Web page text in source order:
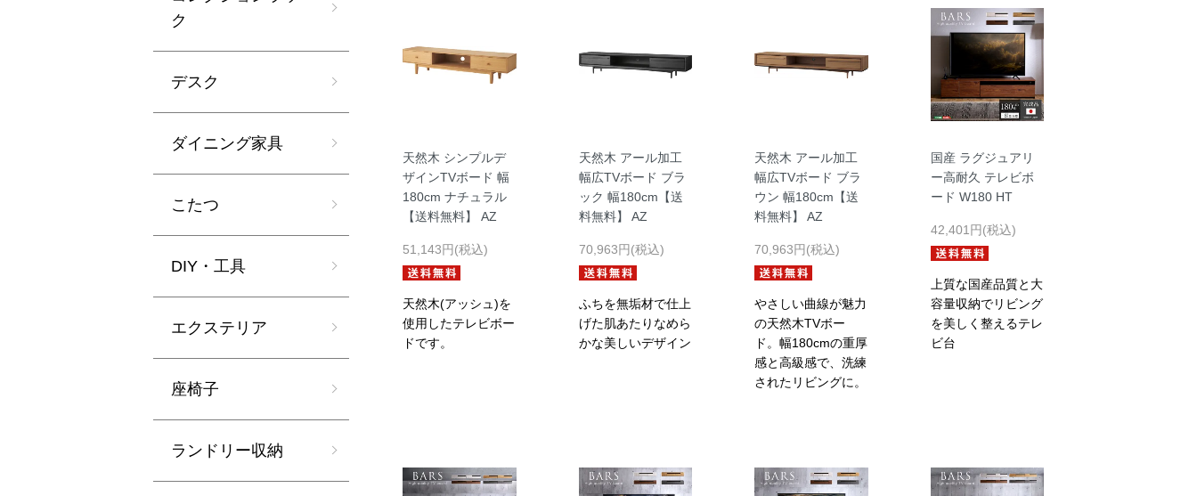
天然木 シンプルデ
ザインTVボード 幅
180cm ナチュラル
【送料無料】 AZ
51,143円(税込)
天然木(アッシュ)を
使用したテレビボー
ドです。
天然木 アール加工
幅広TVボード ブラ
ック 幅180cm【送
料無料】 AZ
70,963円(税込)
ふちを無垢材で仕上
げた肌あたりなめら
かな美しいデザイン
天然木 アール加工
幅広TVボード ブラ
ウン 幅180cm【送
料無料】 AZ
70,963円(税込)
やさしい曲線が魅力
の天然木TVボー
ド。幅180cmの重厚
感と高級感で、洗練
されたリビングに。
国産 ラグジュアリ
ー高耐久 テレビボ
ード W180 HT
42,401円(税込)
上質な国産品質と大
容量収納でリビング
を美しく整えるテレ
ビ台
ク
デスク
ダイニング家具
こたつ
DIY・工具
エクステリア
座椅子
ランドリー収納